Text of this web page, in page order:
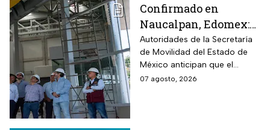
Confirmado en
Naucalpan, Edomex:
la Línea 3 del
Mexicable llega al
71,4% de avance y
anuncian cuándo
Autoridades de la Secretaría
de Movilidad del Estado de
México anticipan que el
transporte teleférico reducirá
07 agosto, 2026